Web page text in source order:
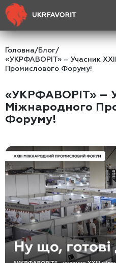
Головна/Блог/
«УКРФАВОРІТ» – Учасник
Промислового Форуму!
«УКРФАВОРІТ» –
Міжнародного
Форуму!